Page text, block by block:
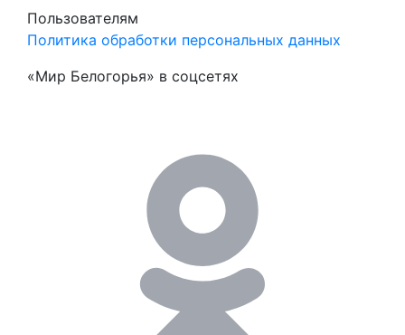
Пользователям
Политика обработки персональных данных
«Мир Белогорья» в соцсетях